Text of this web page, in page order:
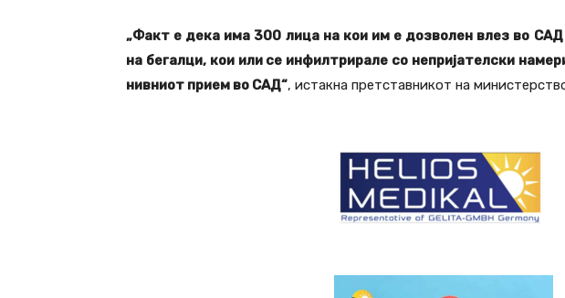
„Факт е дека има 300 лица на кои им е дозволен влез во
на бегалци, кои или се инфилтрирале со непријателски
нивниот прием во САД“, истакна претставникот на